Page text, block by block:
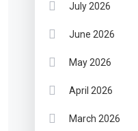
July 2026
June 2026
May 2026
April 2026
March 2026